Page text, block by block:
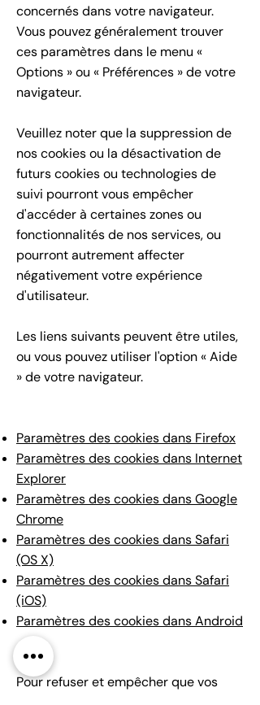
concernés dans votre navigateur.
Vous pouvez généralement trouver
ces paramètres dans le menu «
Options » ou « Préférences » de votre
navigateur.
Veuillez noter que la suppression de
nos cookies ou la désactivation de
futurs cookies ou technologies de
suivi pourront vous empêcher
d'accéder à certaines zones ou
fonctionnalités de nos services, ou
pourront autrement affecter
négativement votre expérience
d'utilisateur.
Les liens suivants peuvent être utiles,
ou vous pouvez utiliser l'option « Aide
» de votre navigateur.
Paramètres des cookies dans Firefox
Paramètres des cookies dans Internet
Explorer
Paramètres des cookies dans Google
Chrome
Paramètres des cookies dans Safari
(OS X)
Paramètres des cookies dans Safari
(iOS)
Paramètres des cookies dans Android
Pour refuser et empêcher que vos